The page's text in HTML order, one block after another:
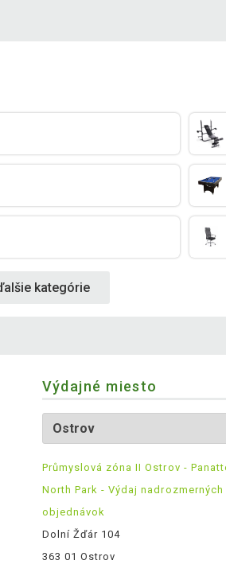
kategórie
Výdajné miesto
Průmyslová zóna II Ostrov -
North Park - Výdaj nadrozmerných
objednávok
Dolní Žďár 104
363 01 Ostrov